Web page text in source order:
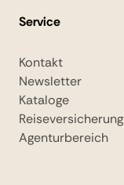
Service
Kontakt
Newsletter
Kataloge
Reiseversicherung
Agenturbereich